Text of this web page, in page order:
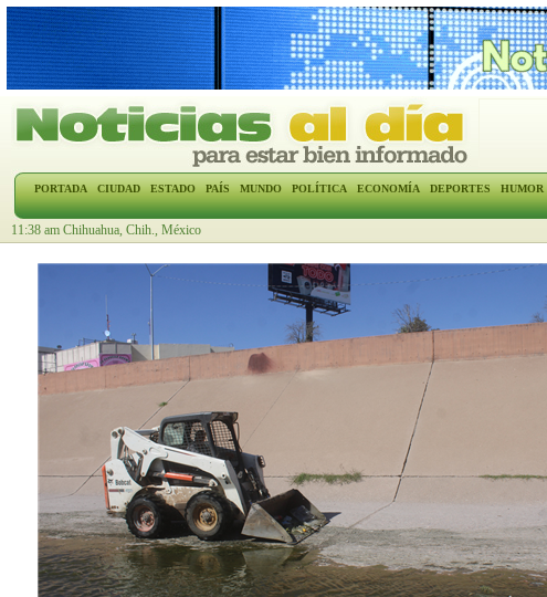
PORTADA CIUDAD ESTADO PAÍS MUNDO POLÍTICA ECONOMÍA DEPORTES HUMOR
11:38 am Chihuahua, Chih., México